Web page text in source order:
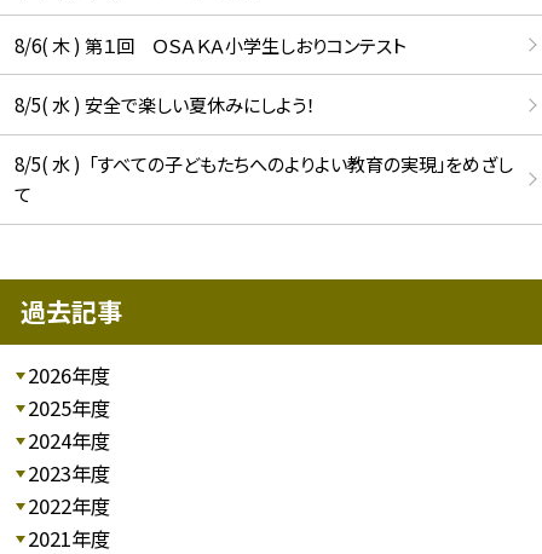
8/6( 木 ) 第１回 ＯＳＡＫＡ小学生しおりコンテスト
8/5( 水 ) 安全で楽しい夏休みにしよう！
8/5( 水 ) 「すべての子どもたちへのよりよい教育の実現」をめざし
て
過去記事
2026年度
2025年度
2024年度
2023年度
2022年度
2021年度